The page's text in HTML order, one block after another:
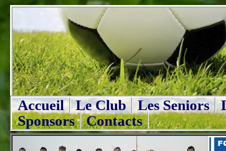
Accueil Le Club Les Seniors
Sponsors
Contacts